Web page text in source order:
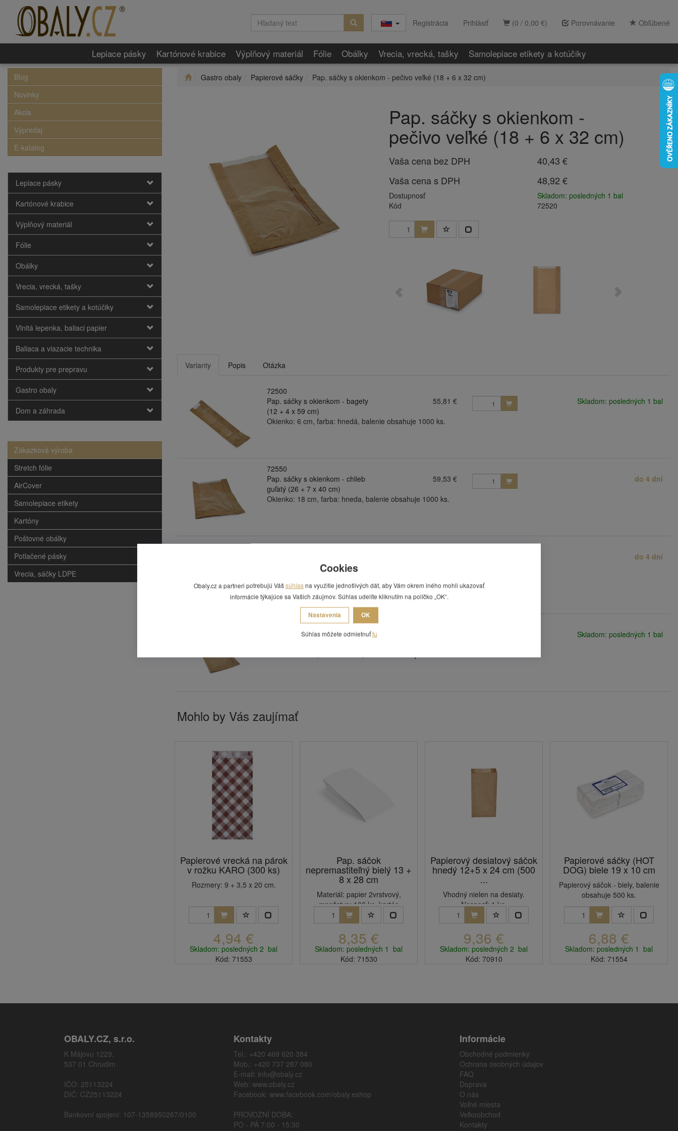
(0 / 0,00 €) Porovnávanie Obľúbené
Registrácia Prihlásiť
Lepiace pásky Kartónové krabice Výplňový materiál Fólie Obálky Vrecia, vrecká, tašky Samolepiace etikety a kotúčiky
Blog
Novinky
Akcia
Výpredaj
E-katalog
Lepiace pásky
Kartónové krabice
Výplňový materiál
Fólie
Obálky
Vrecia, vrecká, tašky
Samolepiace etikety a kotúčiky
Vlnitá lepenka, baliaci papier
Baliaca a viazacie technika
Produkty pre prepravu
Gastro obaly
Dom a záhrada
Zákazková výroba
Stretch fólie
AirCover
Samolepiace etikety
Kartóny
Poštovné obálky
Potlačené pásky
Vrecia, sáčky LDPE
Gastro obaly Papierové sáčky Pap. sáčky s okienkom - pečivo veľké (18 + 6 x 32 cm)
Pap. sáčky s okienkom -
pečivo veľké (18 + 6 x 32 cm)
Vaša cena bez DPH
40,43 €
Vaša cena s DPH
48,92 €
Dostupnosť
Skladom: posledných 1 bal
Kód
72520
Varianty Popis Otázka
72500
Pap. sáčky s okienkom - bagety
(12 + 4 x 59 cm)
55,81 €
Skladom: posledných 1 bal
Okienko: 6 cm, farba: hnedá, balenie obsahuje 1000 ks.
72550
Pap. sáčky s okienkom - chlieb
guľatý (26 + 7 x 40 cm)
59,53 €
do 4 dní
Okienko: 18 cm, farba: hneda, balenie obsahuje 1000 ks.
72515
malé (15 + 6 x 29 cm)
do 4 dní
Pap. sáčky s okienkom - pečivo
Skladom: posledných 1 bal
Mohlo by Vás zaujímať
Papierové vrecká na párok
v rožku KARO (300 ks)
Rozmery: 9 + 3,5 x 20 cm.
4,94 €
Skladom: posledných 2 bal
Kód: 71553
Pap. sáčok
nepremastiteľný bielý 13 +
8 x 28 cm
Materiál: papier 2vrstvový,
množstvo: 100 ks, kartón
obsahuj...
8,35 €
Skladom: posledných 1 bal
Kód: 71530
Papierový desiatový sáčok
hnedý 12+5 x 24 cm (500
...
Vhodný nielen na desiaty.
Nosnosť: 1 kg.
9,36 €
Skladom: posledných 2 bal
Kód: 70910
Papierové sáčky (HOT
DOG) biele 19 x 10 cm
Papierový sáčok - biely, balenie
obsahuje 500 ks.
6,88 €
Skladom: posledných 1 bal
Kód: 71554
OBALY.CZ, s.r.o.
K Májovu 1229,
537 01 Chrudim
IČO: 25113224
DIČ: CZ25113224
Bankovní spojení: 107-1358950267/0100
Kontakty
Tel.: +420 469 620 384
Mob.: +420 737 287 080
E-mail: info@obaly.cz
Web: www.obaly.cz
Facebook: www.facebook.com/obaly.eshop
PROVOZNÍ DOBA:
PO - PÁ 7:00 - 15:30
Informácie
Obchodné podmienky
Ochrana osobných údajov
FAQ
Doprava
O nás
Voľné miesta
Veľkoobchod
Kontakty
Cookies
Obaly.cz a partneri potrebujú Vášsúhlasna využitie jednotlivých dát, aby Vám okrem iného mohli ukazovať
informácie týkajúce sa Vašich záujmov. Súhlas udelíte kliknutím na políčko „OK“.
Nastavenia OK
Súhlas môžete odmietnuťtu